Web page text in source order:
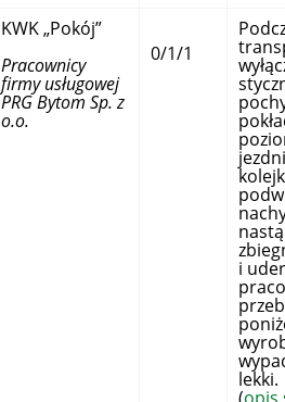
KWK „Pokój”
Pracownicy
firmy usługowej
PRG Bytom Sp. z
o.o.
0/1/1
i
lekki.